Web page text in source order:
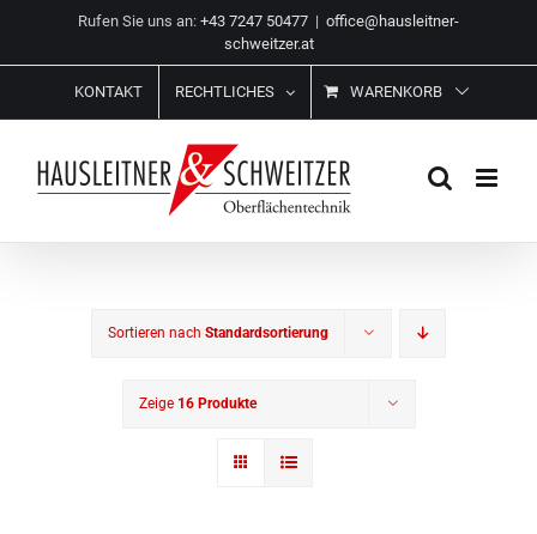
springen
Rufen Sie uns an: +43 7247 50477 | office@hausleitner-
schweitzer.at
KONTAKT RECHTLICHES WARENKORB
Sortieren nach Standardsortierung
Zeige 16 Produkte